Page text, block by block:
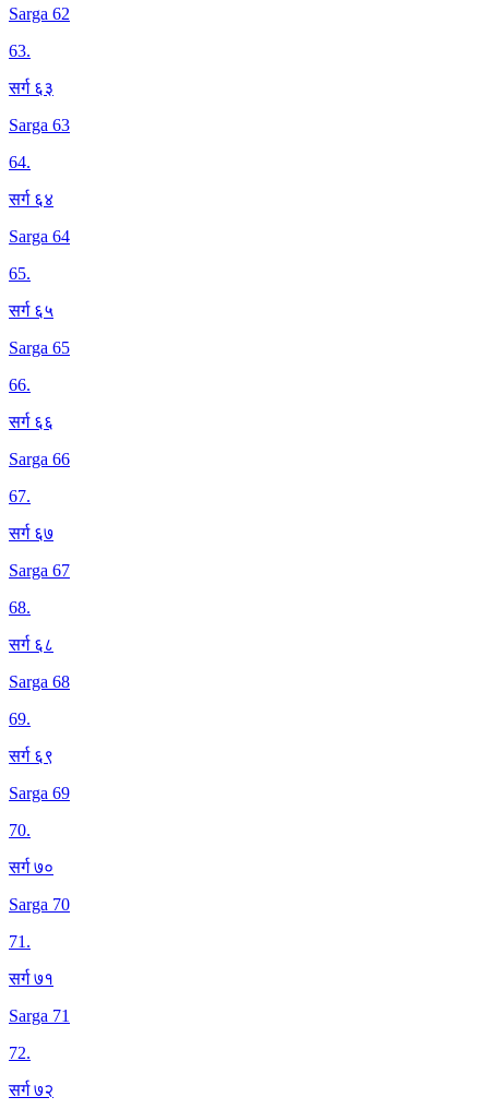
Sarga 62
63.
सर्ग ६३
Sarga 63
64.
सर्ग ६४
Sarga 64
65.
सर्ग ६५
Sarga 65
66.
सर्ग ६६
Sarga 66
67.
सर्ग ६७
Sarga 67
68.
सर्ग ६८
Sarga 68
69.
सर्ग ६९
Sarga 69
70.
सर्ग ७०
Sarga 70
71.
सर्ग ७१
Sarga 71
72.
सर्ग ७२